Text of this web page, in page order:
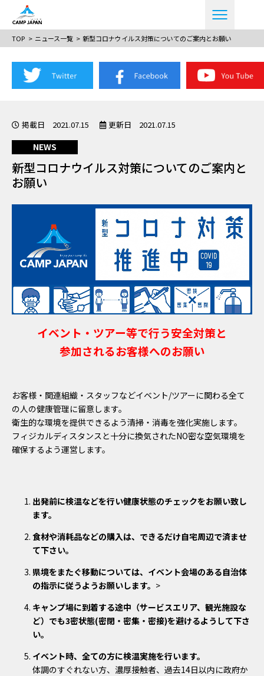
TOP ニュース一覧 新型コロナウイルス対策についてのご案内とお願い
掲載日 2021.07.15 更新日 2021.07.15
NEWS
新型コロナウイルス対策についてのご案内と
お願い
イベント・ツアー等で行う安全対策と
参加されるお客様へのお願い
お客様・関連組織・スタッフなどイベント/ツアーに関わる全て
の人の健康管理に留意します。
衛生的な環境を提供できるよう清掃・消毒を強化実施します。
フィジカルディスタンスと十分に換気されたNO密な空気環境を
確保するよう運営します。
出発前に検温などを行い健康状態のチェックをお願い致し
ます。
食材や消耗品などの購入は、できるだけ自宅周辺で済ませ
て下さい。
県境をまたぐ移動については、イベント会場のある自治体
の指示に従うようお願いします。 >
キャンプ場に到着する途中（サービスエリア、観光施設な
ど）でも3密状態(密閉・密集・密接)を避けるようして下さ
い。
イベント時、全ての方に検温実施を行います。
体調のすぐれない方、濃厚接触者、過去14日以内に政府か